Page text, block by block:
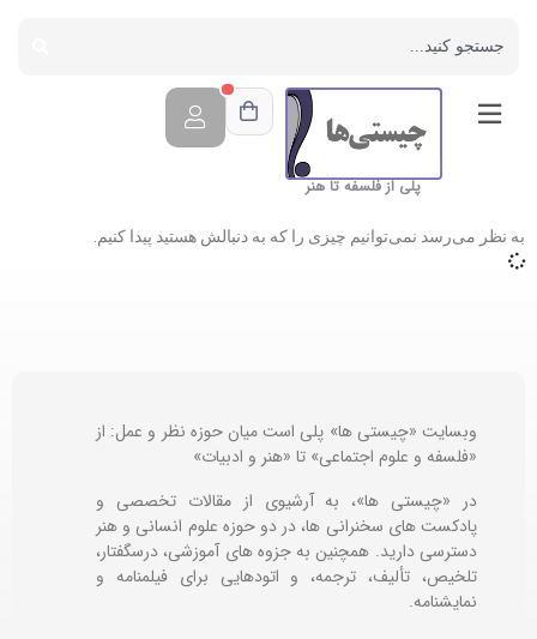
پلی از فلسفه تا هنر
به نظر می‌رسد نمی‌توانیم چیزی را که به دنبالش هستید پیدا کنیم.
وبسایت «چیستی ها» پلی است میان حوزه نظر و عمل: از
«فلسفه و علوم اجتماعی» تا «هنر و ادبیات»
در «چیستی ها»، به آرشیوی از مقالات تخصصی و
پادکست های سخنرانی ها، در دو حوزه علوم انسانی و هنر
دسترسی دارید. همچنین به جزوه های آموزشی، درسگفتار،
تلخیص، تألیف، ترجمه، و اتودهایی برایفیلمنامه و
نمایشنامه.